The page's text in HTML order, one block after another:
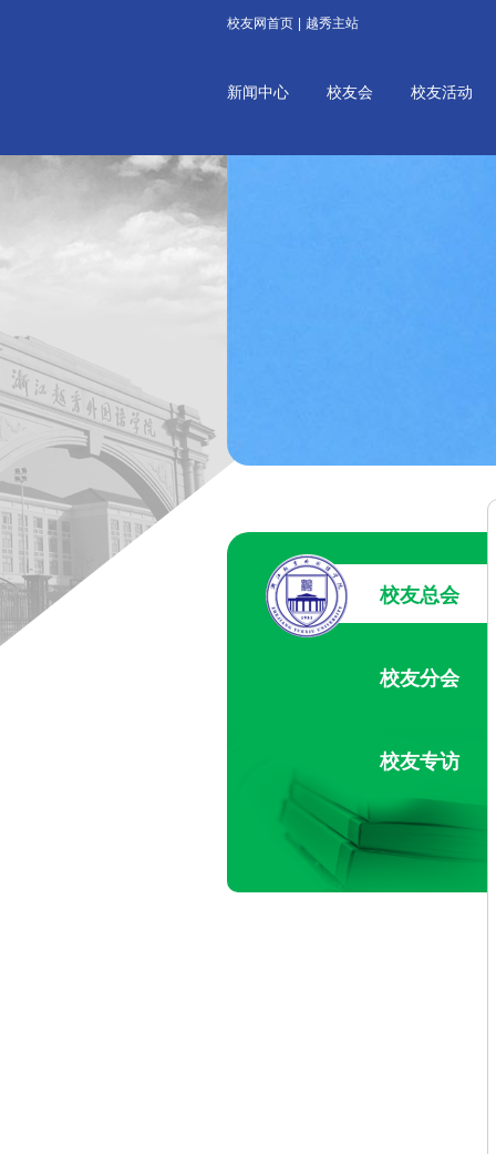
校友网首页 越秀主站
新闻中心 校友会 校友活动
校友总会
校友分会
校友专访